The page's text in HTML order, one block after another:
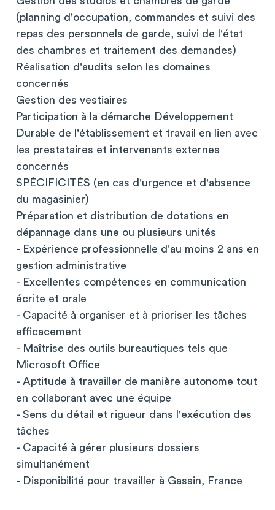
(planning d'occupation, commandes et suivi des
repas des personnels de garde, suivi de l'état
des chambres et traitement des demandes)
Réalisation d'audits selon les domaines
concernés
Gestion des vestiaires
Participation à la démarche Développement
Durable de l'établissement et travail en lien avec
les prestataires et intervenants externes
concernés
SPÉCIFICITÉS (en cas d'urgence et d'absence
du magasinier)
Préparation et distribution de dotations en
dépannage dans une ou plusieurs unités
- Expérience professionnelle d'au moins 2 ans en
gestion administrative
- Excellentes compétences en communication
écrite et orale
- Capacité à organiser et à prioriser les tâches
efficacement
- Maîtrise des outils bureautiques tels que
Microsoft Office
- Aptitude à travailler de manière autonome tout
en collaborant avec une équipe
- Sens du détail et rigueur dans l'exécution des
tâches
- Capacité à gérer plusieurs dossiers
simultanément
- Disponibilité pour travailler à Gassin, France